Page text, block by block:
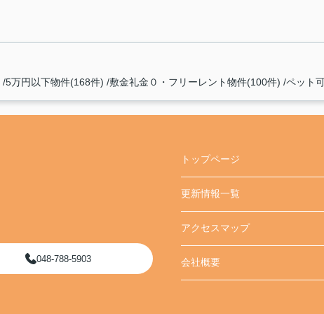
5万円以下物件(168件) 敷金礼金０・フリーレント物件(100件) ペット
048-788-5903
トップページ
更新情報一覧
アクセスマップ
会社概要